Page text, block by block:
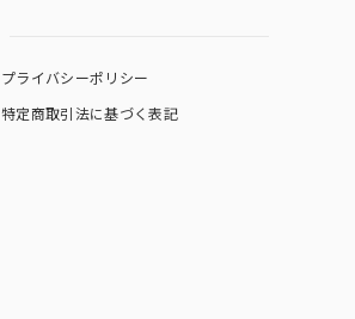
プライバシーポリシー
特定商取引法に基づく表記